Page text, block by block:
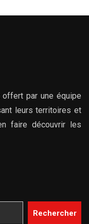
par une équipe
leurs territoires et
faire découvrir les
Rechercher